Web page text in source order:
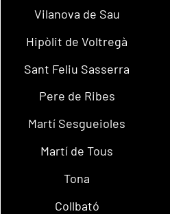
Vilanova de Sau
Hipòlit de Voltregà
Sant Feliu Sasserra
Pere de Ribes
Martí Sesgueioles
Martí de Tous
Tona
Collbató